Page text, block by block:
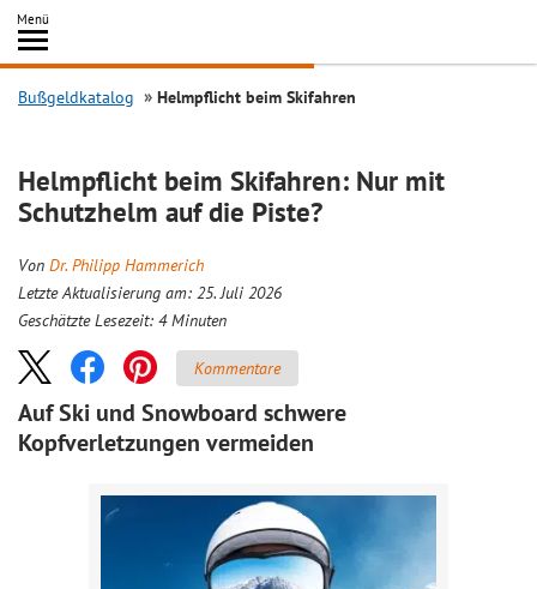
Inhalt
springen
Menü
Search
Bußgeldkatalog Helmpflicht beim Skifahren
Helmpflicht beim Skifahren: Nur mit
Schutzhelm auf die Piste?
Von Dr. Philipp Hammerich
Letzte Aktualisierung am: 25. Juli 2026
Geschätzte Lesezeit: 4 Minuten
Kommentare
Auf Ski und Snowboard schwere
Kopfverletzungen vermeiden